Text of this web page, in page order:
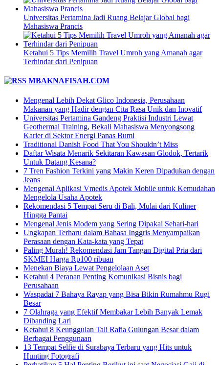
Universitas Pertamina Jadi Ruang Belajar Global bagi
Mahasiswa Prancis
Ketahui 5 Tips Memilih Travel Umroh yang Amanah agar
Terhindar dari Penipuan
MBAKNAFISAH.COM
Mengenal Lebih Dekat Glico Indonesia, Perusahaan
Makanan yang Hadir dengan Cita Rasa Unik dan Inovatif
Universitas Pertamina Gandeng Praktisi Industri Lewat
Geothermal Training, Bekali Mahasiswa Menyongsong
Karier di Sektor Energi Panas Bumi
Traditional Danish Food That You Shouldn’t Miss
Daftar Wisata Menarik Sekitaran Kawasan Glodok, Tertarik
Untuk Datang Kesana?
7 Tren Fashion Terkini yang Makin Keren Dipadukan dengan
Jeans
Mengenal Aplikasi Vmedis Apotek Mobile untuk Kemudahan
Mengelola Usaha Apotek
Rekomendasi 5 Tempat Seru di Bali, Mulai dari Kuliner
Hingga Pantai
Mengenal Jenis Modem yang Sering Dipakai Sehari-hari
Ungkapan Terharu dalam Bahasa Inggris Menyampaikan
Perasaan dengan Kata-kata yang Tepat
Paling Murah! Rekomendasi Jam Tangan Digital Pria dari
SKMEI Harga Rp100 ribuan
Menekan Biaya Lewat Pengelolaan Aset
Ketahui 4 Peranan Penting Komunikasi Bisnis bagi
Perusahaan
Waspadai 7 Bahaya Rayap yang Bisa Bikin Rumahmu Rugi
Besar
7 Olahraga yang Efektif Membakar Lebih Banyak Lemak
Dibanding Lari
Ketahui 8 Keunggulan Tali Rafia Gulungan Besar dalam
Berbagai Penggunaan
13 Tempat Selfie di Surabaya Terbaru yang Hits untuk
Hunting Fotografi